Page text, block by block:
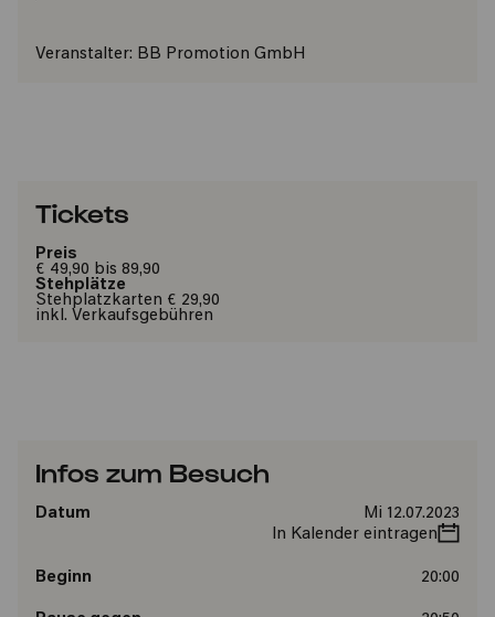
Veranstalter: BB Promotion GmbH
Tickets
Preis
€ 49,90 bis 89,90
Stehplätze
Stehplatzkarten € 29,90
inkl. Verkaufsgebühren
Infos zum Besuch
Datum
Mi 12.07.2023
In Kalender eintragen
Beginn 20:00